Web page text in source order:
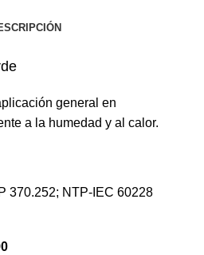
general en
a la humedad y al calor.
370.252; NTP-IEC 60228